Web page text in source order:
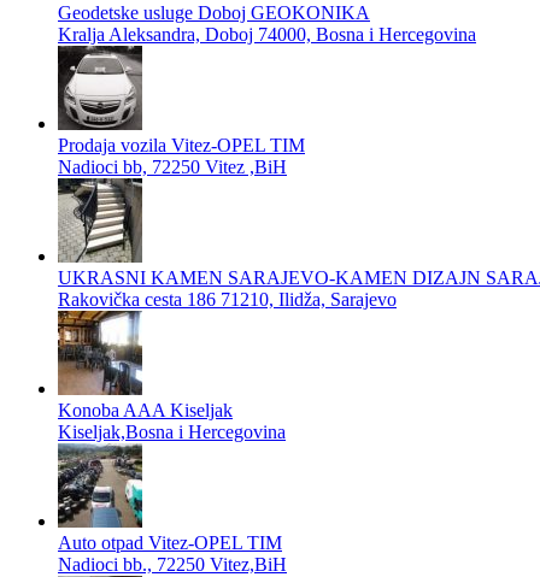
Geodetske usluge Doboj GEOKONIKA
Kralja Aleksandra, Doboj 74000, Bosna i Hercegovina
Prodaja vozila Vitez-OPEL TIM
Nadioci bb, 72250 Vitez ,BiH
UKRASNI KAMEN SARAJEVO-KAMEN DIZAJN
Rakovička cesta 186 71210, Ilidža, Sarajevo
Konoba AAA Kiseljak
Kiseljak,Bosna i Hercegovina
Auto otpad Vitez-OPEL TIM
Nadioci bb., 72250 Vitez,BiH